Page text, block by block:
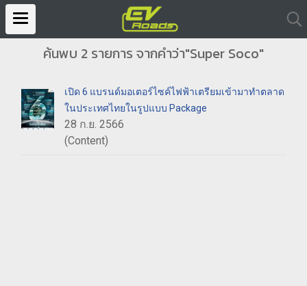
ค้นพบ 2 รายการ จากคำว่า"Super Soco"
เปิด 6 แบรนด์มอเตอร์ไซค์ไฟฟ้าเตรียมเข้ามาทำตลาด
ในประเทศไทยในรูปแบบ Package
28 ก.ย. 2566
(Content)